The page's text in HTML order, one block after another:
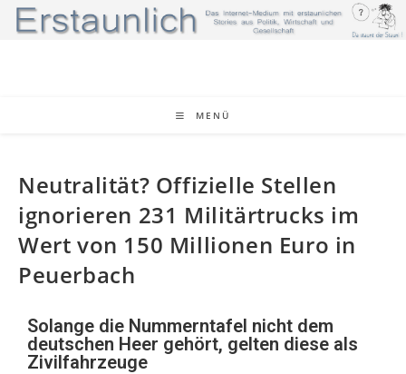
MENÜ
Neutralität? Offizielle Stellen
ignorieren 231 Militärtrucks im
Wert von 150 Millionen Euro in
Peuerbach
Solange die Nummerntafel nicht dem
deutschen Heer gehört, gelten diese als
Zivilfahrzeuge